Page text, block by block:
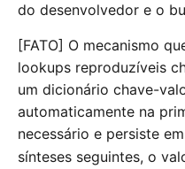
do desenvolvedor e o
[FATO] O mecanismo
lookups reproduzíveis
um dicionário chave-
automaticamente na
necessário e persiste em
sínteses seguintes, o